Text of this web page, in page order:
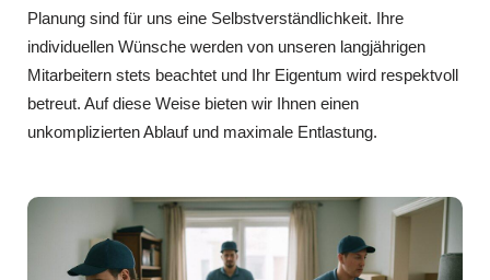
Planung sind für uns eine Selbstverständlichkeit. Ihre
individuellen Wünsche werden von unseren langjährigen
Mitarbeitern stets beachtet und Ihr Eigentum wird respektvoll
betreut. Auf diese Weise bieten wir Ihnen einen
unkomplizierten Ablauf und maximale Entlastung.